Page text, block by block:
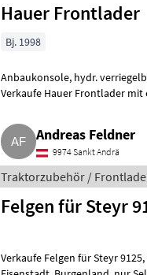
Hauer Frontlader
Bj. 1998
Anbaukonsole, hydr.
Verkaufe Hauer Frontlader
Andreas Feldner
9974 Sankt Andrä
Traktorzubehör /
Felgen für Steyr
Verkaufe Felgen für Steyr 9125, 2 Stk. um € 1.200, - in sehr gutem Zustand, zu besichtigen in 7.052, Bez.